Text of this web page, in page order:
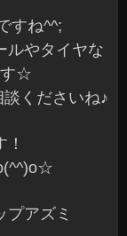
すね^^;
ルやタイヤな
す☆
くださいね♪
アズミ